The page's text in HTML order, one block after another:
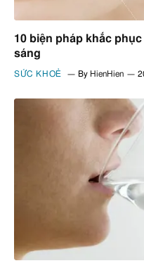
10 biện pháp khắc
sáng
SỨC KHOẺ By HienHien